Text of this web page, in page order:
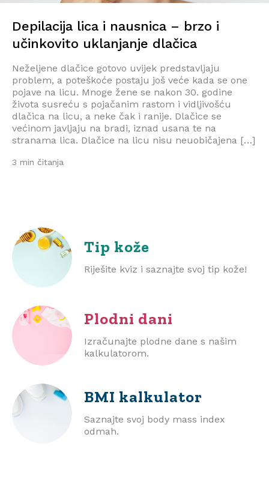
Depilacija lica i nausnica – brzo i
učinkovito uklanjanje dlačica
Neželjene dlačice gotovo uvijek predstavljaju
problem, a poteškoće postaju još veće kada se one
pojave na licu. Mnoge žene se nakon 30. godine
života susreću s pojačanim rastom i vidljivošću
dlačica na licu, a neke čak i ranije. Dlačice se
većinom javljaju na bradi, iznad usana te na
stranama lica. Dlačice na licu nisu neuobičajena […]
3 min čitanja
Tip kože
Riješite kviz i saznajte svoj tip kože!
Plodni dani
Izračunajte plodne dane s našim
kalkulatorom.
BMI kalkulator
Saznajte svoj body mass index
odmah.